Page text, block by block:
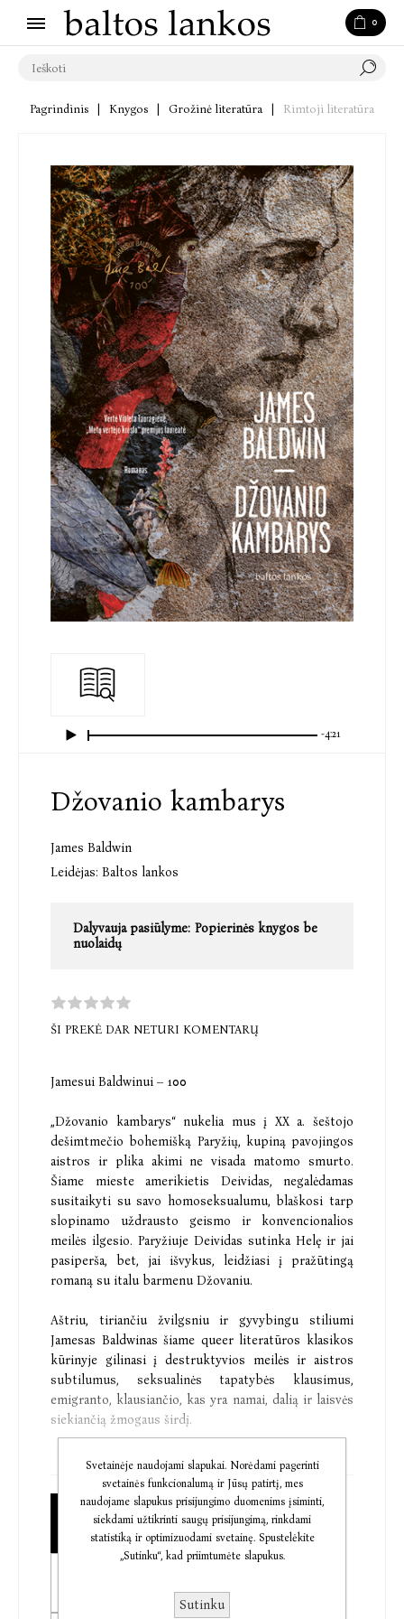
0
Pagrindinis Knygos Grožinė literatūra Rimtoji literatūra
-4:21
Džovanio kambarys
James Baldwin
Leidėjas: Baltos lankos
Dalyvauja pasiūlyme: Popierinės knygos be
nuolaidų
ŠI PREKĖ DAR NETURI KOMENTARŲ
Jamesui Baldwinui – 100
„Džovanio kambarys“ nukelia mus į XX a. šeštojo
dešimtmečio bohemišką Paryžių, kupiną pavojingos
aistros ir plika akimi ne visada matomo smurto.
Šiame mieste amerikietis Deividas, negalėdamas
susitaikyti su savo homoseksualumu, blaškosi tarp
slopinamo uždrausto geismo ir konvencionalios
meilės ilgesio. Paryžiuje Deividas sutinka Helę ir jai
pasiperša, bet, jai išvykus, leidžiasi į pražūtingą
romaną su italu barmenu Džovaniu.
Aštriu, tiriančiu žvilgsniu ir gyvybingu stiliumi
Jamesas Baldwinas šiame queer literatūros klasikos
kūrinyje gilinasi į destruktyvios meilės ir aistros
subtilumus, seksualinės tapatybės klausimus,
emigranto, klausiančio, kas yra namai, dalią ir laisvės
siekiančią žmogaus širdį.
„Knyga, priklausanti grožinės literatūros olimpui.“
The Atlantic
„Vienas nedaugelio mūsų laikų tikrųjų rašytojų.“
Norman Mailer
„Visas romanas – tarsi gėdos anatomija. Gėdos ištakų
Popierinė knyga
€11,48
Svetainėje naudojami slapukai. Norėdami pagerinti
svetainės funkcionalumą ir Jūsų patirtį, mes
naudojame slapukus prisijungimo duomenims įsiminti,
siekdami užtikrinti saugų prisijungimą, rinkdami
statistiką ir optimizuodami svetainę. Spustelėkite
„Sutinku“, kad priimtumėte slapukus.
Sutinku